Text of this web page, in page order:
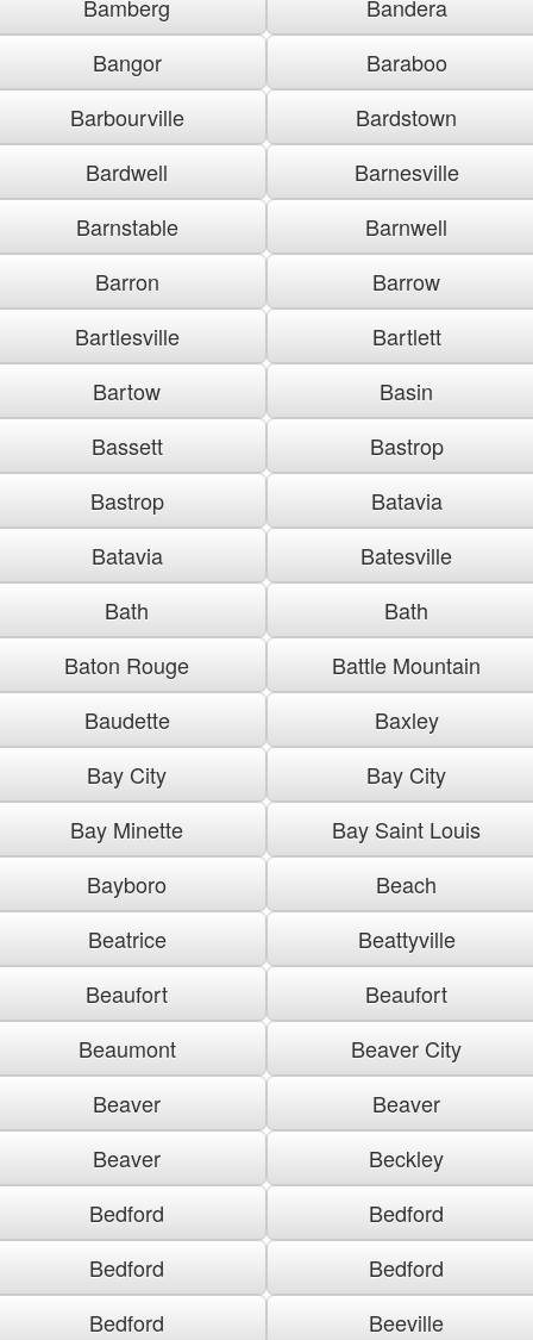
Bamberg
Bandera
Bangor
Baraboo
Barbourville
Bardstown
Bardwell
Barnesville
Barnstable
Barnwell
Barron
Barrow
Bartlesville
Bartlett
Bartow
Basin
Bassett
Bastrop
Bastrop
Batavia
Batavia
Batesville
Bath
Bath
Baton Rouge
Battle Mountain
Baudette
Baxley
Bay City
Bay City
Bay Minette
Bay Saint Louis
Bayboro
Beach
Beatrice
Beattyville
Beaufort
Beaufort
Beaumont
Beaver City
Beaver
Beaver
Beaver
Beckley
Bedford
Bedford
Bedford
Bedford
Bedford
Beeville